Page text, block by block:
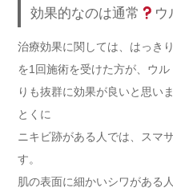
効果的なのは通常 ウ
治療効果に関しては、はっき
を1回施術を受けた方が、ウ
りも抜群に効果が良いと思いま
とくに
ニキビ跡がある人では、スマ
す。
肌の表面に細かいシワがある